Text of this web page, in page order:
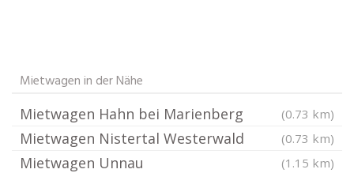
Mietwagen in der Nähe
Mietwagen Hahn bei Marienberg (0.73 km)
Mietwagen Nistertal Westerwald (0.73 km)
Mietwagen Unnau (1.15 km)